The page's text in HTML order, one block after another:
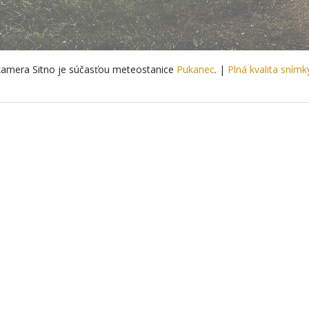
Sitno je súčasťou meteostanice Pukanec. | Plná kvalita